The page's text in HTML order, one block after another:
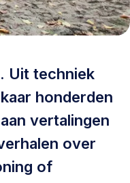
Uit techniek
honderden
vertalingen
over
of